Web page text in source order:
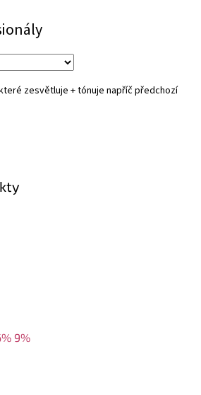
zesvětluje + tónuje napříč předchozí
9%